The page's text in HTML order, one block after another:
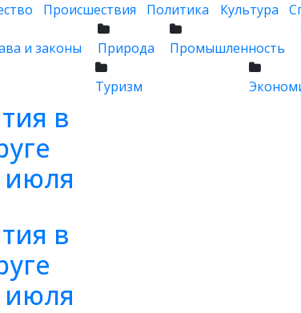
Происшествия Политика Культура
и законы Природа Промышленность
Туризм
в
июля
в
июля